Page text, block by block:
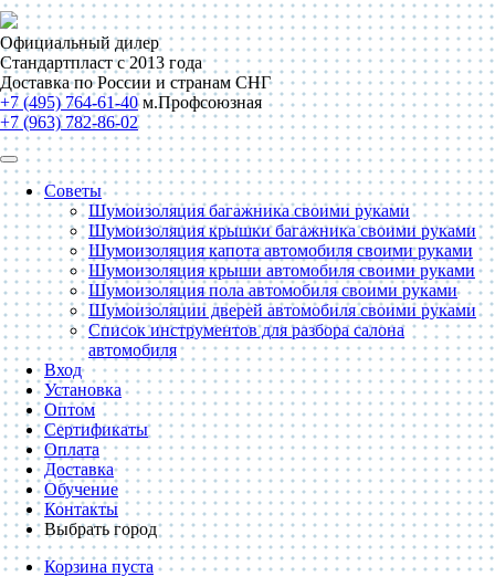
Официальный дилер
Стандартпласт с 2013 года
Доставка по России и странам СНГ
+7 (495) 764-61-40 м.Профсоюзная
+7 (963) 782-86-02
Советы
Шумоизоляция багажника своими руками
Шумоизоляция крышки багажника своими руками
Шумоизоляция капота автомобиля своими руками
Шумоизоляция крыши автомобиля своими руками
Шумоизоляция пола автомобиля своими руками
Шумоизоляции дверей автомобиля своими руками
Список инструментов для разбора салона
автомобиля
Вход
Установка
Оптом
Сертификаты
Оплата
Доставка
Обучение
Контакты
Выбрать город
Корзина пуста